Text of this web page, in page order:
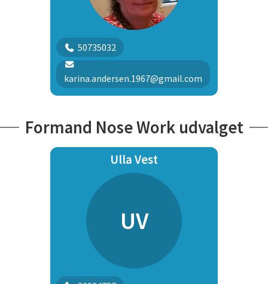
50735032
karina.andersen.1967@gmail.com
Formand Nose Work udvalget
Ulla Vest
UV